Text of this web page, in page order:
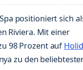
positioniert sich
Riviera. Mit einer
98 Prozent auf
zu den